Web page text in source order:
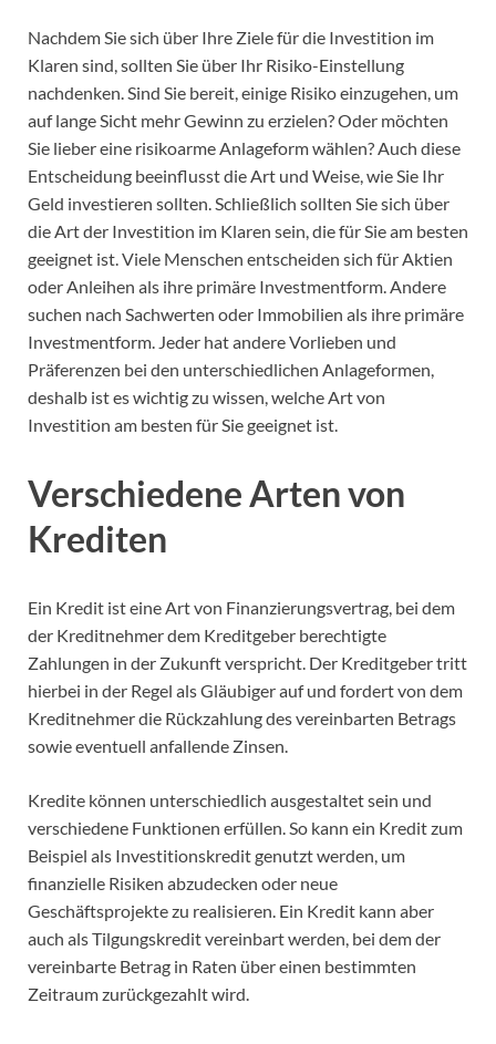
Nachdem Sie sich über Ihre Ziele für die Investition im
Klaren sind, sollten Sie über Ihr Risiko-Einstellung
nachdenken. Sind Sie bereit, einige Risiko einzugehen, um
auf lange Sicht mehr Gewinn zu erzielen? Oder möchten
Sie lieber eine risikoarme Anlageform wählen? Auch diese
Entscheidung beeinflusst die Art und Weise, wie Sie Ihr
Geld investieren sollten. Schließlich sollten Sie sich über
die Art der Investition im Klaren sein, die für Sie am besten
geeignet ist. Viele Menschen entscheiden sich für Aktien
oder Anleihen als ihre primäre Investmentform. Andere
suchen nach Sachwerten oder Immobilien als ihre primäre
Investmentform. Jeder hat andere Vorlieben und
Präferenzen bei den unterschiedlichen Anlageformen,
deshalb ist es wichtig zu wissen, welche Art von
Investition am besten für Sie geeignet ist.
Verschiedene Arten von
Krediten
Ein Kredit ist eine Art von Finanzierungsvertrag, bei dem
der Kreditnehmer dem Kreditgeber berechtigte
Zahlungen in der Zukunft verspricht. Der Kreditgeber tritt
hierbei in der Regel als Gläubiger auf und fordert von dem
Kreditnehmer die Rückzahlung des vereinbarten Betrags
sowie eventuell anfallende Zinsen.
Kredite können unterschiedlich ausgestaltet sein und
verschiedene Funktionen erfüllen. So kann ein Kredit zum
Beispiel als Investitionskredit genutzt werden, um
finanzielle Risiken abzudecken oder neue
Geschäftsprojekte zu realisieren. Ein Kredit kann aber
auch als Tilgungskredit vereinbart werden, bei dem der
vereinbarte Betrag in Raten über einen bestimmten
Zeitraum zurückgezahlt wird.